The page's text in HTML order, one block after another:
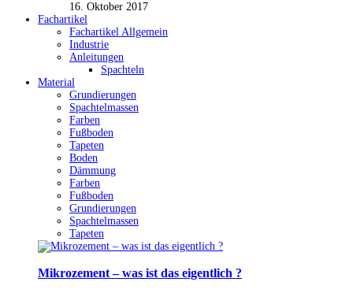
16. Oktober 2017
Fachartikel
Fachartikel Allgemein
Industrie
Anleitungen
Spachteln
Material
Grundierungen
Spachtelmassen
Farben
Fußboden
Tapeten
Boden
Dämmung
Farben
Fußboden
Grundierungen
Spachtelmassen
Tapeten
Mikrozement – was ist das eigentlich ?